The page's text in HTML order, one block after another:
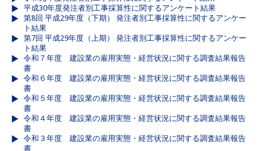
平成30年度発注者別工事採算性に関するアンケート結果
第8回 平成29年度（下期） 発注者別工事採算性に関するアンケー
ト結果
第7回 平成29年度（上期） 発注者別工事採算性に関するアンケー
ト結果
令和７年度 建設業の雇用実態・経営状況に関する調査結果報告
書
令和６年度 建設業の雇用実態・経営状況に関する調査結果報告
書
令和５年度 建設業の雇用実態・経営状況に関する調査結果報告
書
令和４年度 建設業の雇用実態・経営状況に関する調査結果報告
書
令和３年度 建設業の雇用実態・経営状況に関する調査結果報告
書